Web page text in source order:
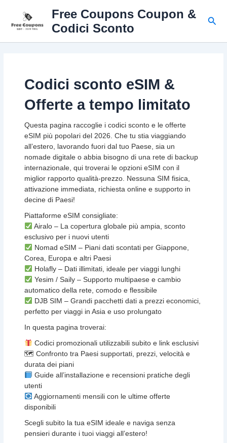
contenuto
Free Coupons Coupon &
Codici Sconto
Codici sconto eSIM &
Offerte a tempo limitato
Questa pagina raccoglie i codici sconto e le offerte
eSIM più popolari del 2026. Che tu stia viaggiando
all’estero, lavorando fuori dal tuo Paese, sia un
nomade digitale o abbia bisogno di una rete di backup
internazionale, qui troverai le opzioni eSIM con il
miglior rapporto qualità-prezzo. Nessuna SIM fisica,
attivazione immediata, richiesta online e supporto in
decine di Paesi!
Piattaforme eSIM consigliate:
Airalo – La copertura globale più ampia, sconto
esclusivo per i nuovi utenti
Nomad eSIM – Piani dati scontati per Giappone,
Corea, Europa e altri Paesi
Holafly – Dati illimitati, ideale per viaggi lunghi
Yesim / Saily – Supporto multipaese e cambio
automatico della rete, comodo e flessibile
DJB SIM – Grandi pacchetti dati a prezzi economici,
perfetto per viaggi in Asia e uso prolungato
In questa pagina troverai:
Codici promozionali utilizzabili subito e link esclusivi
🗺 Confronto tra Paesi supportati, prezzi, velocità e
durata dei piani
Guide all’installazione e recensioni pratiche degli
utenti
Aggiornamenti mensili con le ultime offerte
disponibili
Scegli subito la tua eSIM ideale e naviga senza
pensieri durante i tuoi viaggi all’estero!